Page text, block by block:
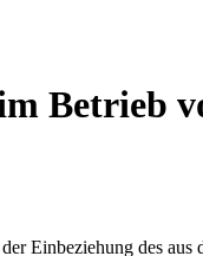
Betrieb
Einbeziehung des